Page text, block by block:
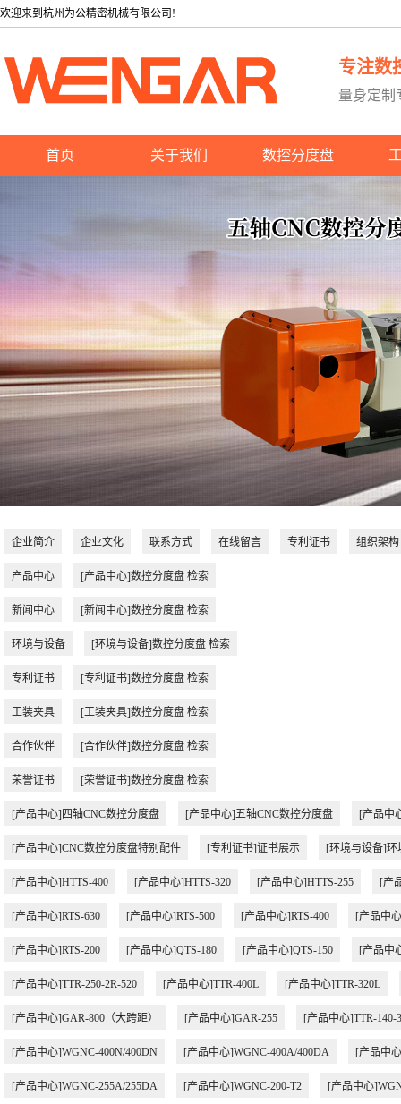
欢迎来到杭州为公精密机械有限公司!
专注数
量身定制
首页 关于我们 数控分度盘
企业简介 企业文化 联系方式 在线留言 专利证书 组织架构
产品中心 [产品中心]数控分度盘 检索
新闻中心 [新闻中心]数控分度盘 检索
环境与设备 [环境与设备]数控分度盘 检索
专利证书 [专利证书]数控分度盘 检索
工装夹具 [工装夹具]数控分度盘 检索
合作伙伴 [合作伙伴]数控分度盘 检索
荣誉证书 [荣誉证书]数控分度盘 检索
[产品中心]四轴CNC数控分度盘 [产品中心]五轴CNC数控分度盘 [产品中
[产品中心]CNC数控分度盘特别配件 [专利证书]证书展示 [环境与设备]环
[产品中心]HTTS-400 [产品中心]HTTS-320 [产品中心]HTTS-255 [产
[产品中心]RTS-630 [产品中心]RTS-500 [产品中心]RTS-400 [产品中
[产品中心]RTS-200 [产品中心]QTS-180 [产品中心]QTS-150 [产品中
[产品中心]TTR-250-2R-520 [产品中心]TTR-400L [产品中心]TTR-320L
[产品中心]GAR-800（大跨距） [产品中心]GAR-255 [产品中心]TTR-140-
[产品中心]WGNC-400N/400DN [产品中心]WGNC-400A/400DA [产品中
[产品中心]WGNC-255A/255DA [产品中心]WGNC-200-T2 [产品中心